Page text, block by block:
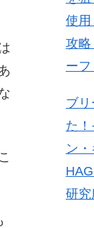
使用
攻略
ー
ブ
た！
ン
研究